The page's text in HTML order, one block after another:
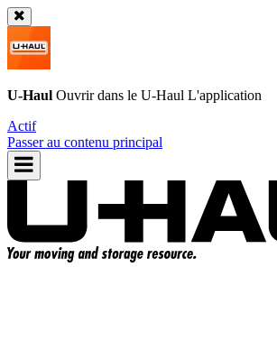
U-Haul Ouvrir dans le U-Haul L'application
Actif
Passer au contenu principal